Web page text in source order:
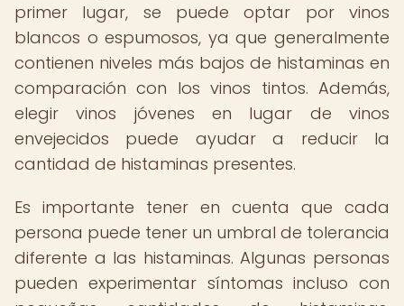
primer lugar, se puede optar por vinos
blancos o espumosos, ya que generalmente
contienen niveles más bajos de histaminas en
comparación con los vinos tintos. Además,
elegir vinos jóvenes en lugar de vinos
envejecidos puede ayudar a reducir la
cantidad de histaminas presentes.
Es importante tener en cuenta que cada
persona puede tener un umbral de tolerancia
diferente a las histaminas. Algunas personas
pueden experimentar síntomas incluso con